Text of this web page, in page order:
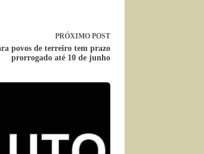
PRÓXIMO POST
povos de terreiro tem prazo
prorrogado até 10 de junho